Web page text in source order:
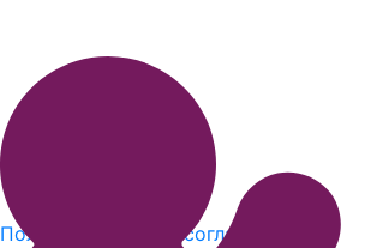
Пользовательское соглашение